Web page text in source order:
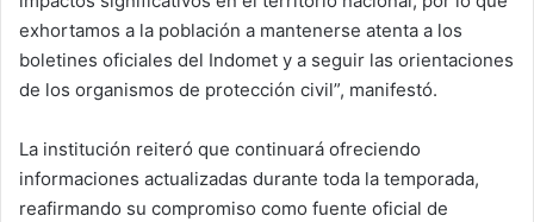
exhortamos a la población a mantenerse atenta a los
boletines oficiales del Indomet y a seguir las orientaciones
de los organismos de protección civil”, manifestó.
La institución reiteró que continuará ofreciendo
informaciones actualizadas durante toda la temporada,
reafirmando su compromiso como fuente oficial de